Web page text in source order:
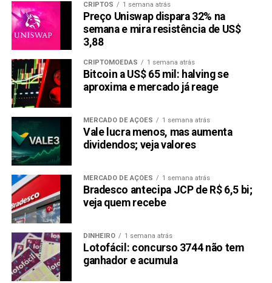
endereço atualizado;
cópia da última Declaração de Imposto de Renda
Pessoa Física (completa) entregue;
Certificado Digital – (e CPF).
Na tentativa de receber mais restituição, pagar
menos IRPF (Imposto de Renda Pessoa Física) ou por
falta de conhecimento, os contribuintes acabam
separando alguns gastos que são considerados
como não dedutíveis pela Receita Federal,
denominada “Bobagens”.
Bens móveis, tais como antiguidades, obras de
arte, objeto de uso pessoal e utensílios, bem como
os direitos cujo valor de aquisição unitário seja
inferior a R$ 5.000,00;
Bens de consumo não-duráveis – exemplo:
computadores, televisão, móveis;
CRIPTOS 1 semana atrás
Preço Uniswap dispara 32% na
semana e mira resistência de US$
3,88
CRIPTOMOEDAS 1 semana atrás
Bitcoin a US$ 65 mil: halving se
aproxima e mercado já reage
MERCADO DE AÇÕES 1 semana atrás
Vale lucra menos, mas aumenta
dividendos; veja valores
MERCADO DE AÇÕES 1 semana atrás
Bradesco antecipa JCP de R$ 6,5 bi;
veja quem recebe
DINHEIRO 1 semana atrás
Lotofácil: concurso 3744 não tem
ganhador e acumula